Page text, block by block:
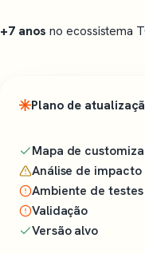
+7 anos no ecossistema
Plano de
Mapa de
Análise de impacto
Ambiente de testes
Validação
Versão alvo